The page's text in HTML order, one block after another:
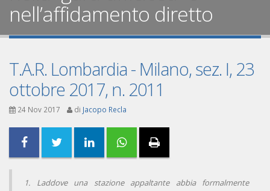
nell’affidamento diretto
T.A.R. Lombardia - Milano, sez. I, 23
ottobre 2017, n. 2011
24 Nov 2017 di Jacopo Recla
1. Laddove una stazione appaltante abbia formalmente